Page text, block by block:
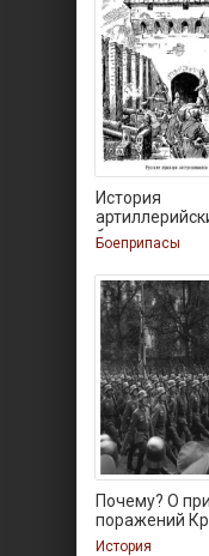
История
боеприпасов
Боеприпасы
Почему? О
поражений
История